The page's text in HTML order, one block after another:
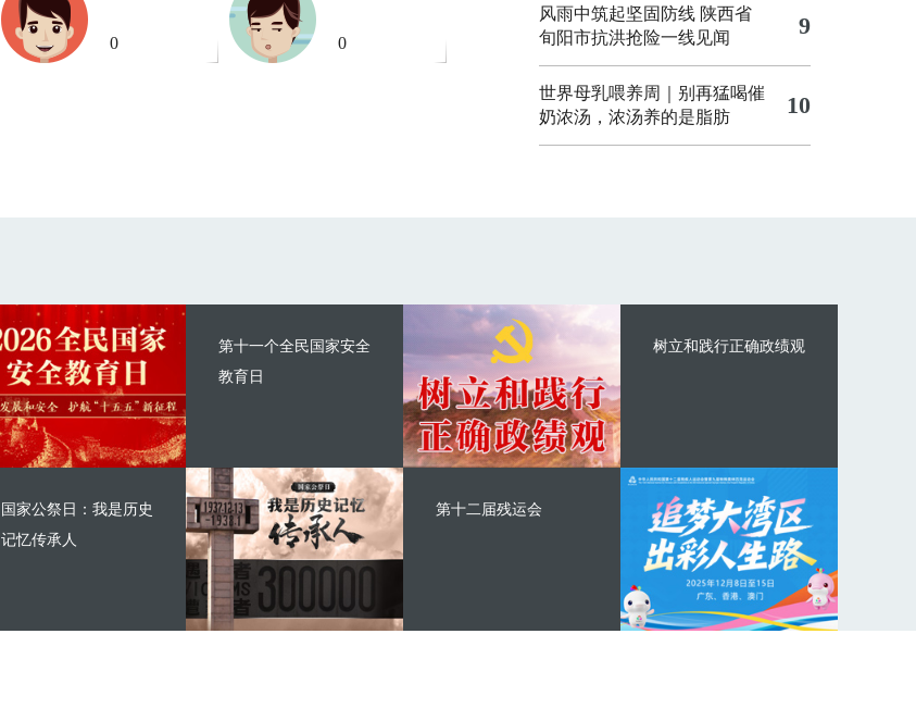
0 0
风雨中筑起坚固防线 陕西省
旬阳市抗洪抢险一线见闻
9
世界母乳喂养周｜别再猛喝催
奶浓汤，浓汤养的是脂肪
10
第十一个全民国家安全
教育日
国家公祭日：我是历史
记忆传承人
树立和践行正确政绩观
第十二届残运会